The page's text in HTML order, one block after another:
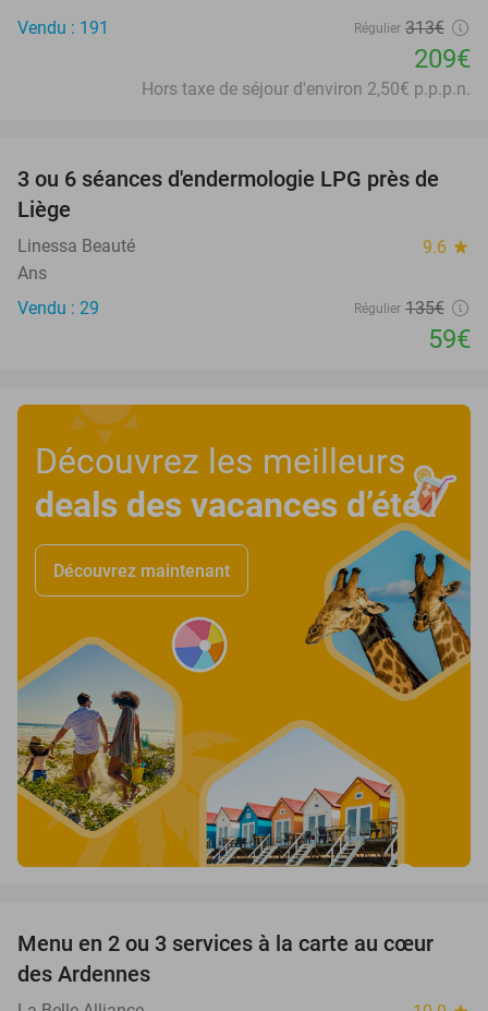
Vendu : 191
Régulier 313€
209€
Hors taxe de séjour d'environ 2,50€ p.p.p.n.
56%
3 ou 6 séances d'endermologie LPG près de
Liège
Linessa Beauté 9.6 star
Ans
Vendu : 29
Régulier 135€
59€
Découvrez les meilleurs
deals des vacances d’été!
Découvrez maintenant
39%
Menu en 2 ou 3 services à la carte au cœur
des Ardennes